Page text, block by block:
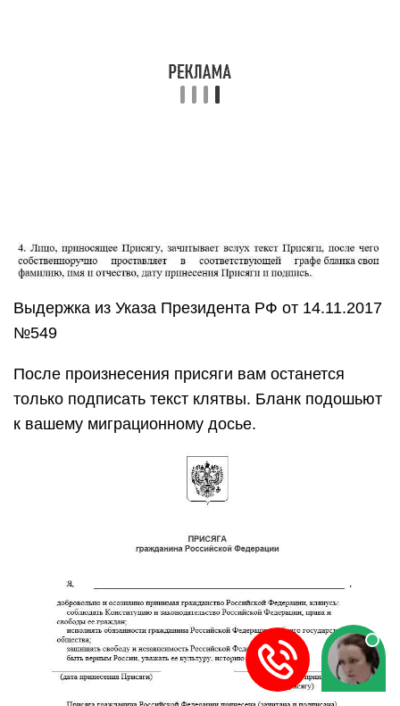
Выдержка из Указа Президента РФ от 14.11.2017
№549
После произнесения присяги вам останется
только подписать текст клятвы. Бланк подошьют
к вашему миграционному досье.